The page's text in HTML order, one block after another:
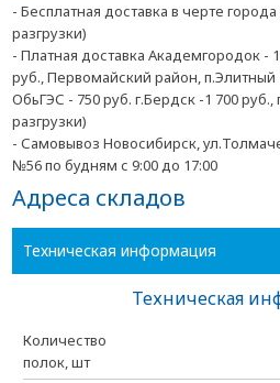
- Бесплатная доставка в черте
разгрузки)
- Платная доставка Академгородок -
руб., Первомайский район, п.Элитный
ОбьГЭС - 750 руб. г.Бердск -1 700 руб.,
разгрузки)
- Самовывоз Новосибирск,
№56 по будням с 9:00 до 17:00
Адреса складов
Техническая информация
Техническая
Количество
полок, шт